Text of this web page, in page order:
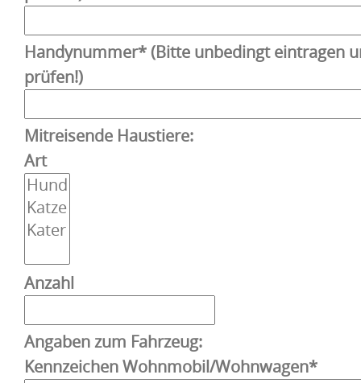
Handynummer* (Bitte unbedingt eintragen
prüfen!)
Mitreisende Haustiere:
Art
Anzahl
Angaben zum Fahrzeug:
Kennzeichen Wohnmobil/Wohnwagen*